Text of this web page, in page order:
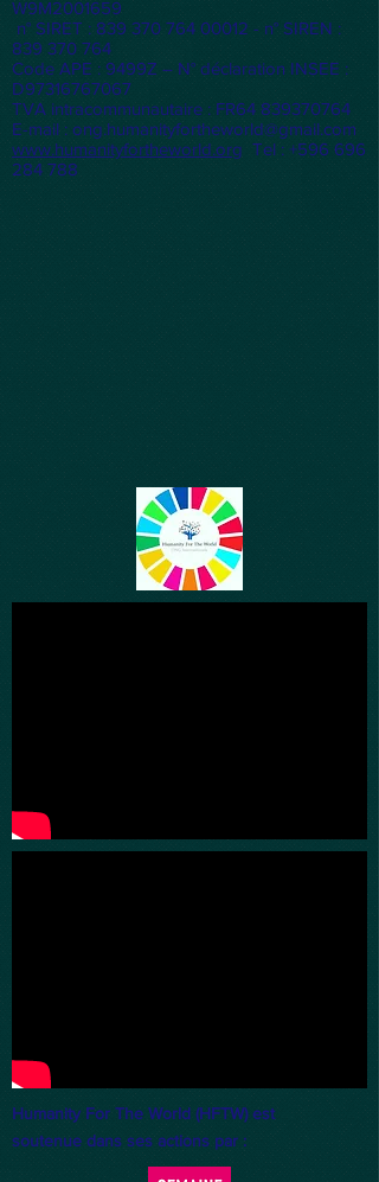
W9M2001659
n° SIRET : 839 370 764 00012 - n° SIREN :
839 370 764
Code APE : 9499Z – N° déclaration INSEE :
D97316767067
TVA intracommunautaire : FR64 839370764
E-mail : ong.humanityfortheworld@gmail.com
www.humanityfortheworld.org Tel : +596 696
284 788
Humanity For The World (HFTW) est
soutenue dans ses actions par :